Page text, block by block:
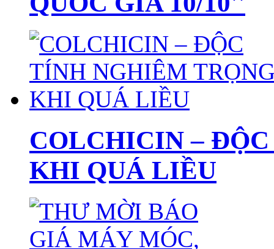
COLCHICIN –
KHI QUÁ LIỀU